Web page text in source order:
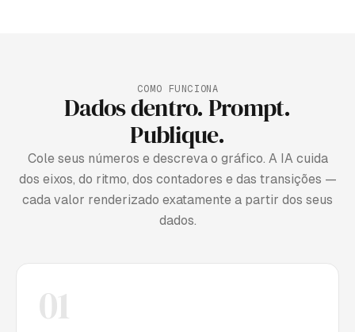
COMO FUNCIONA
Dados dentro. Prompt.
Publique.
Cole seus números e descreva o gráfico. A IA cuida
dos eixos, do ritmo, dos contadores e das transições —
cada valor renderizado exatamente a partir dos seus
dados.
01